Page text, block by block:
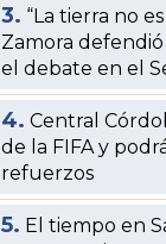
3. “La tierra no
Zamora
el debate en el
4. Central
de la FIFA y
refuerzos
5. El tiempo en